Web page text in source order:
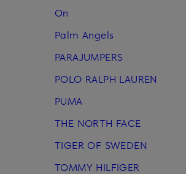
On
Palm Angels
PARAJUMPERS
POLO RALPH LAUREN
PUMA
THE NORTH FACE
TIGER OF SWEDEN
TOMMY HILFIGER